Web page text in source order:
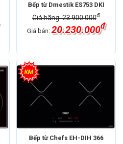
Bếp từ Dmestik ES753 DKI
Giá hãng: 23.900.000đ
Giá bán: 20.230.000đ
Bếp từ Chefs EH-DIH 366